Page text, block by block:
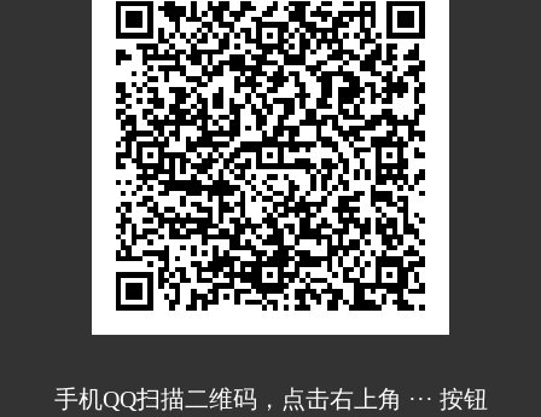
手机QQ扫描二维码，点击右上角 ··· 按钮